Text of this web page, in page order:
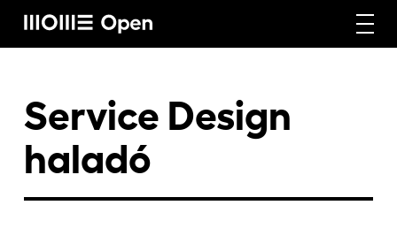
Service Design
haladó